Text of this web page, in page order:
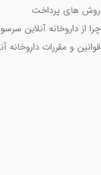
روش های پرداخت
چرا از داروخانه آنلاین
قوانین و مقررات داروخانه